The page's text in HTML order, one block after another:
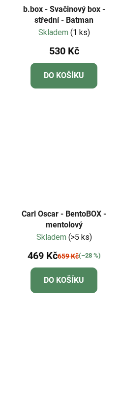
b.box - Svačinový box -
střední - Batman
Skladem (1 ks)
530 Kč
DO KOŠÍKU
Carl Oscar - BentoBOX -
mentolový
Skladem (>5 ks)
469 Kč659 Kč(–28 %)
DO KOŠÍKU